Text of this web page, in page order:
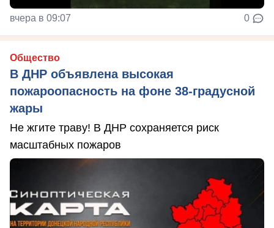
вчера в 09:07 0
Общество
В ДНР объявлена высокая
пожароопасность на фоне 38-градусной
жары
Не жгите траву! В ДНР сохраняется риск
масштабных пожаров